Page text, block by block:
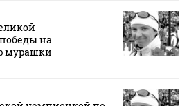
на
мурашки